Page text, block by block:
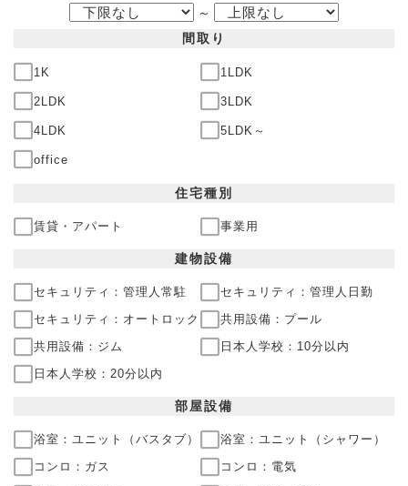
～
間取り
1K 1LDK
2LDK 3LDK
4LDK 5LDK～
office
住宅種別
賃貸・アパート 事業用
建物設備
セキュリティ：管理人常駐
セキュリティ：管理人日勤
セキュリティ：オートロック
共用設備：プール
共用設備：ジム
日本人学校：10分以内
日本人学校：20分以内
部屋設備
浴室：ユニット（バスタブ）
浴室：ユニット（シャワー）
コンロ：ガス
コンロ：電気